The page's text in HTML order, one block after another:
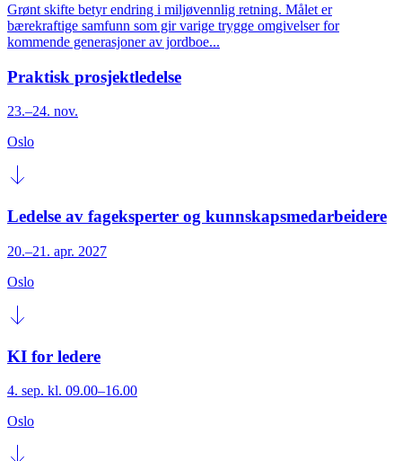
Grønt skifte betyr endring i miljøvennlig retning. Målet er
bærekraftige samfunn som gir varige trygge omgivelser for
kommende generasjoner av jordboe...
Praktisk prosjektledelse
23.–24. nov.
Oslo
Ledelse av fageksperter og kunnskapsmedarbeidere
20.–21. apr. 2027
Oslo
KI for ledere
4. sep. kl. 09.00–16.00
Oslo